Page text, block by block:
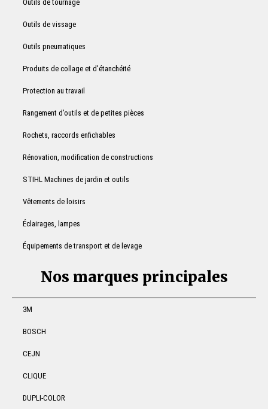
Outils de tournage
Outils de vissage
Outils pneumatiques
Produits de collage et d'étanchéité
Protection au travail
Rangement d’outils et de petites pièces
Rochets, raccords enfichables
Rénovation, modification de constructions
STIHL Machines de jardin et outils
Vêtements de loisirs
Éclairages, lampes
Équipements de transport et de levage
Nos marques principales
3M
BOSCH
CEJN
CLIQUE
DUPLI-COLOR